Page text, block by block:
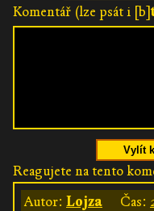
Komentář (lze psát i [b]
Vylít
Reagujete na tento
Autor: Lojza Čas: